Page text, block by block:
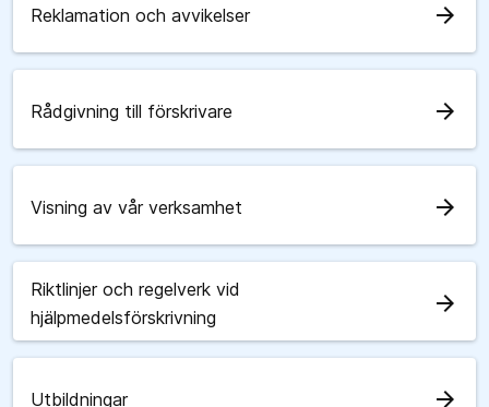
Reklamation och avvikelser arrow_forward
Rådgivning till förskrivare arrow_forward
Visning av vår verksamhet arrow_forward
Riktlinjer och regelverk vid
hjälpmedelsförskrivning
arrow_forward
Utbildningar arrow_forward